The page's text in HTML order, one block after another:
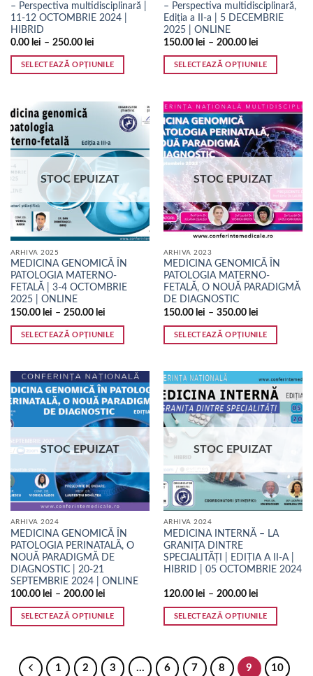
– Perspectiva multidisciplinară |
11-12 OCTOMBRIE 2024 |
HIBRID
0.00 lei – 250.00 lei
SELECTEAZĂ OPȚIUNILE
are
mai
multe
Opțiunile
pot
în
pagina
produsului.
– Perspectiva multidisciplinară,
Ediția a II-a | 5 DECEMBRIE
2025 | ONLINE
150.00 lei – 200.00 lei
SELECTEAZĂ OPȚIUNILE
are
mai
multe
variații.
Opțiunile
pot
fi
alese
în
produsului.
STOC EPUIZAT
ARHIVA 2025
MEDICINA GENOMICĂ ÎN
PATOLOGIA MATERNO-
FETALĂ | 3-4 OCTOMBRIE
2025 | ONLINE
150.00 lei – 250.00 lei
SELECTEAZĂ OPȚIUNILE
are
mai
multe
variații.
Opțiunile
pot
fi
alese
în
pagina
produsului.
STOC EPUIZAT
ARHIVA 2023
MEDICINA GENOMICĂ ÎN
PATOLOGIA MATERNO-
FETALĂ, O NOUĂ PARADIGMĂ
DE DIAGNOSTIC
150.00 lei – 350.00 lei
SELECTEAZĂ OPȚIUNILE
are
mai
multe
variații.
Opțiunile
alese
pagina
produsului.
STOC EPUIZAT
ARHIVA 2024
MEDICINA GENOMICĂ ÎN
PATOLOGIA PERINATALĂ, O
NOUĂ PARADIGMĂ DE
DIAGNOSTIC | 20-21
SEPTEMBRIE 2024 | ONLINE
100.00 lei – 200.00 lei
SELECTEAZĂ OPȚIUNILE
are
STOC EPUIZAT
ARHIVA 2024
MEDICINA INTERNĂ – LA
GRANIȚA DINTRE
SPECIALITĂȚI | EDIȚIA A II-A |
HIBRID | 05 OCTOMBRIE 2024
120.00 lei – 200.00 lei
SELECTEAZĂ OPȚIUNILE
are
1 2 3 … 6 7 8 9 10